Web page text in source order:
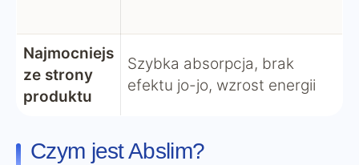
Najmocniejs
ze strony
produktu
Szybka absorpcja, brak
efektu jo-jo, wzrost energii
Czym jest Abslim?